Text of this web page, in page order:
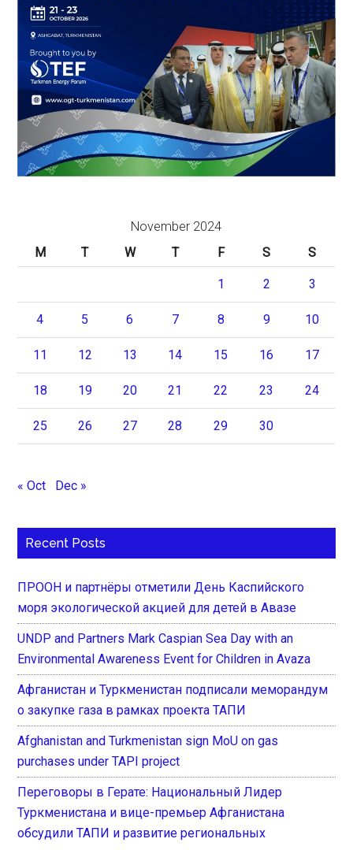
November 2024
M
T W T F S S
1 2 3
4 5 6 7 8 9 10
11 12 13 14 15 16 17
18 19 20 21 22 23 24
25 26 27 28 29 30
« Oct Dec »
Recent Posts
ПРООН и партнёры отметили День Каспийского
моря экологической акцией для детей в Авазе
UNDP and Partners Mark Caspian Sea Day with an
Environmental Awareness Event for Children in Avaza
Афганистан и Туркменистан подписали меморандум
о закупке газа в рамках проекта ТАПИ
Afghanistan and Turkmenistan sign MoU on gas
purchases under TAPI project
Переговоры в Герате: Национальный Лидер
Туркменистана и вице-премьер Афганистана
обсудили ТАПИ и развитие региональных